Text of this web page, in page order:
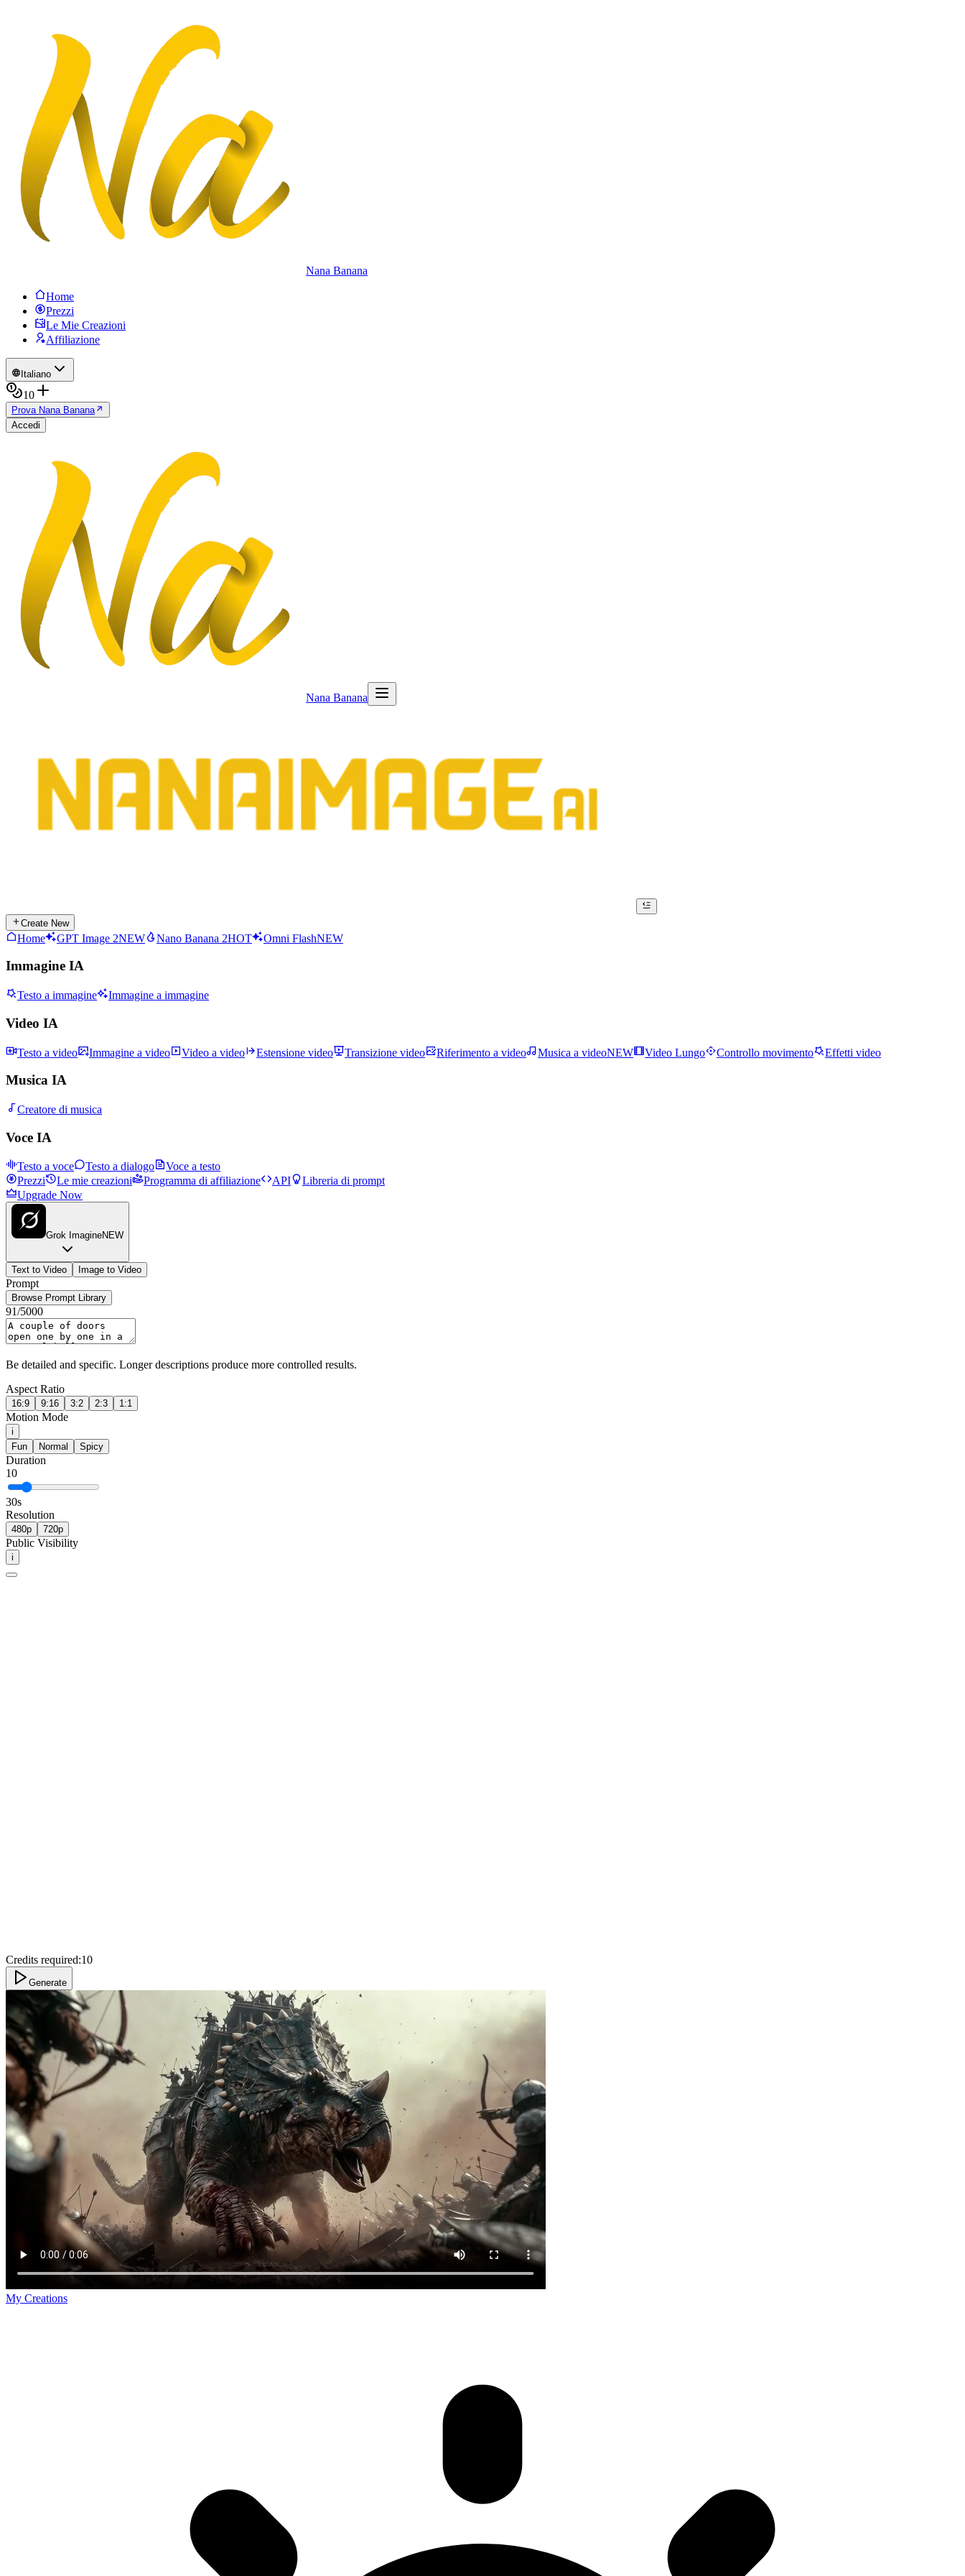
Nana Banana
Home
Prezzi
Le Mie Creazioni
Affiliazione
Italiano
10
Prova Nana Banana
Accedi
Nana Banana
Create New
Home GPT Image 2NEW Nano Banana 2HOT Omni FlashNEW
Immagine IA
Testo a immagine Immagine a immagine
Video IA
Testo a video Immagine a video Video a video Estensione video Transizione video Riferimento a video Musica a videoNEW Video Lungo Controllo movimento Effetti video
Musica IA
Creatore di musica
Voce IA
Testo a voce Testo a dialogo
Voce a testo
Prezzi
Le mie creazioni Programma di affiliazione API
Libreria di prompt
Upgrade Now
Grok ImagineNEW
Text to Video Image to Video
Prompt
Browse Prompt Library
91/5000
Be detailed and specific. Longer descriptions produce more controlled results.
Aspect Ratio
16:9 9:16 3:2 2:3 1:1
Motion Mode
i
Fun
Normal Spicy
Duration
10
30s
Resolution
480p 720p
Public Visibility
i
Credits required:10
Generate
My Creations